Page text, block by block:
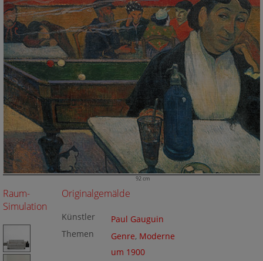
92 cm
Raum-
Simulation
Originalgemälde
Künstler
Paul Gauguin
Themen
Genre, Moderne
um 1900